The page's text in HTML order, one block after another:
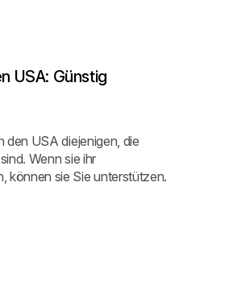
USA: Günstig
den USA diejenigen, die
Wenn sie ihr
können sie Sie unterstützen.